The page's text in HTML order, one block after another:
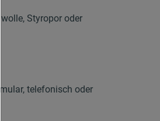
Styropor oder
telefonisch oder